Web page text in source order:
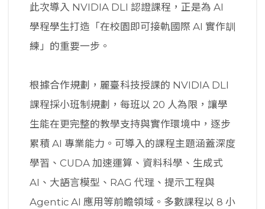
此次導入 NVIDIA DLI 認證課程，正是為 AI
學程學生打造「在校園即可接軌國際 AI 實作訓
練」的重要一步。
根據合作規劃，麗臺科技授課的 NVIDIA DLI
課程採小班制規劃，每班以 20 人為限，讓學
生能在更完整的教學支持與實作環境中，逐步
累積 AI 專業能力。可導入的課程主題涵蓋深度
學習、CUDA 加速運算、資料科學、生成式
AI、大語言模型、RAG 代理、提示工程與
Agentic AI 應用等前瞻領域。多數課程以 8 小